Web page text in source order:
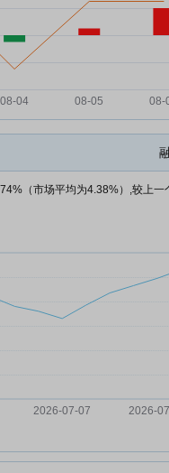
（市场平均为4.38%）,较上一